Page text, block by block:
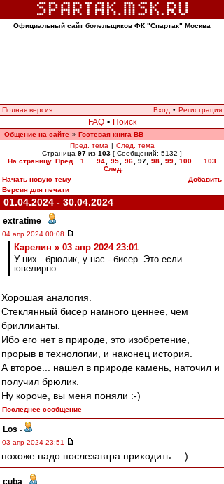
Официальный сайт болельщиков ФК "Спартак" Москва
Полная версия Вход • Регистрация
FAQ • Поиск
Общение на сайте » Гостевая книга ВВ
Пред. тема | След. тема
Страница 97 из 103 [ Сообщений: 5132 ]
На страницу Пред. 1 94 95 96 97 98 99 100
103
След.
Начать новую тему
Добавить
Версия для печати
01.04.2024 - 30.04.2024
extratime -
04 апр 2024 00:08
Карелин » 03 апр 2024 23:01
У них - брюлик, у нас - бисер. Это если
ювелирно..
Хорошая аналогия.
Стеклянный бисер намного ценнее, чем
бриллианты.
Ибо его нет в природе, это изобретение,
прорыв в технологии, и наконец история.
А второе... нашел в природе камень, наточил и
получил брюлик.
Ну короче, вы меня поняли :-)
Последнее сообщение
Los -
03 апр 2024 23:51
похоже надо послезавтра приходить ... )
cuba -